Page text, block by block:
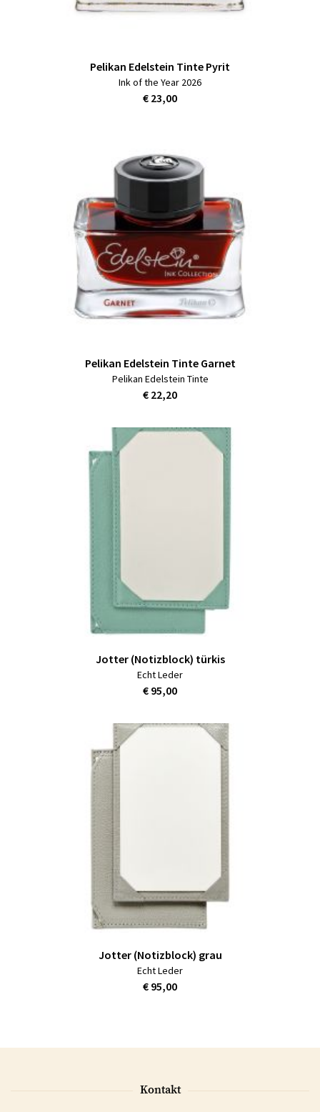
Pelikan Edelstein Tinte Pyrit
Ink of the Year 2026
€ 23,00
Pelikan Edelstein Tinte Garnet
Pelikan Edelstein Tinte
€ 22,20
Jotter (Notizblock) türkis
Echt Leder
€ 95,00
Jotter (Notizblock) grau
Echt Leder
€ 95,00
Kontakt